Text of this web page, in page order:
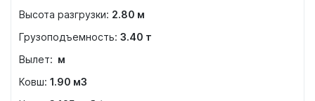
2.80 м
3.40 т
м
1.90 м3